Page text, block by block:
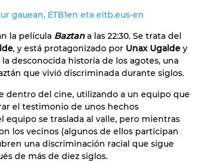
gauean, ETB1en eta eitb.eus-en
la película Baztana las 22:30. Se trata del
, y está protagonizado por Unax Ugalde y
desconocida historia de los agotes, una
que vivió discriminada durante siglos.
dentro del cine, utilizando a un equipo que
el testimonio de unos hechos
equipo se traslada al valle, pero mientras
los vecinos (algunos de ellos participan
una discriminación racial que sigue
de más de diez siglos.